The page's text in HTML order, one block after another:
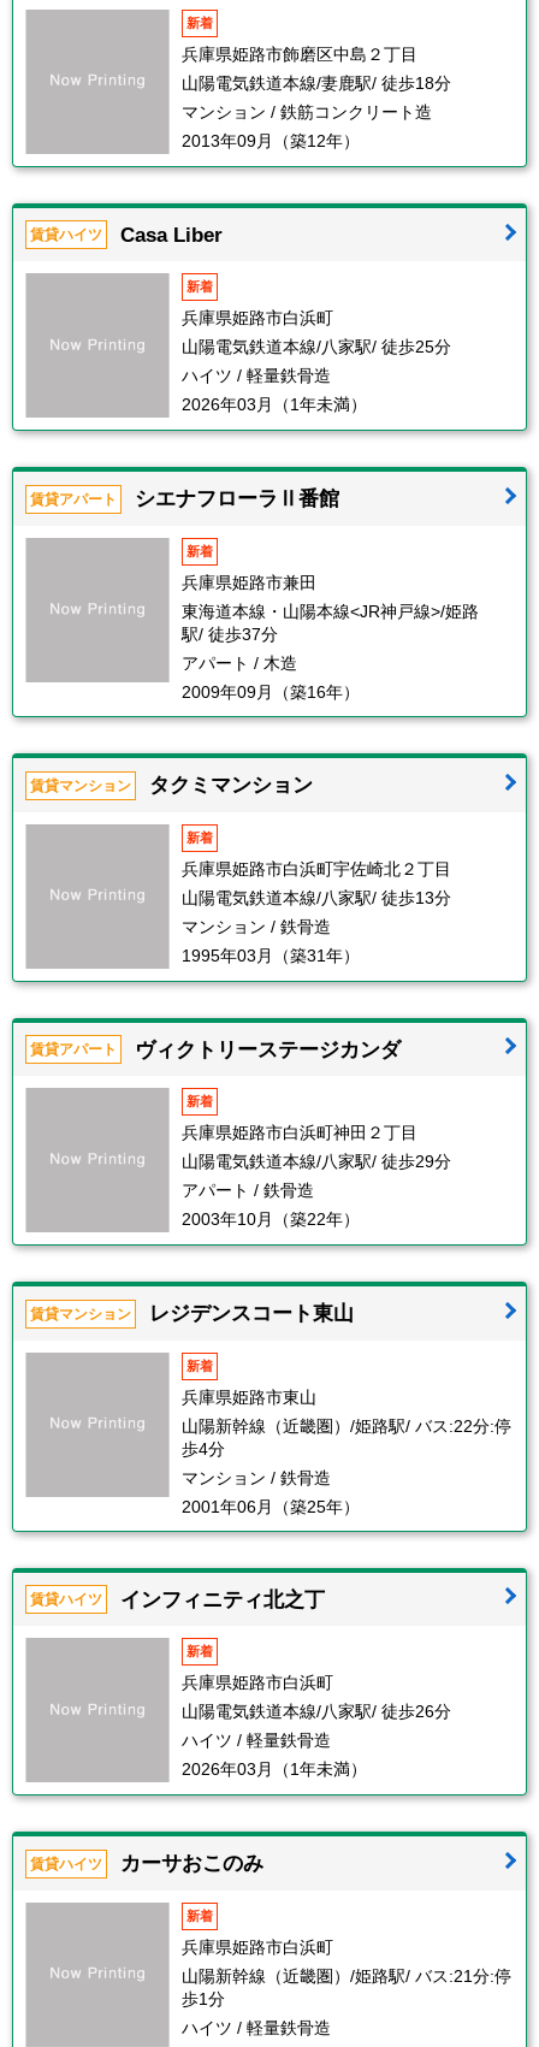
新着
兵庫県姫路市飾磨区中島２丁目
山陽電気鉄道本線/妻鹿駅/ 徒歩18分
マンション / 鉄筋コンクリート造
2013年09月（築12年）
賃貸ハイツ Casa Liber
新着
兵庫県姫路市白浜町
山陽電気鉄道本線/八家駅/ 徒歩25分
ハイツ / 軽量鉄骨造
2026年03月（1年未満）
賃貸アパート シエナフローラⅡ番館
新着
兵庫県姫路市兼田
東海道本線・山陽本線<JR神戸線>/姫路
駅/ 徒歩37分
アパート / 木造
2009年09月（築16年）
賃貸マンション タクミマンション
新着
兵庫県姫路市白浜町宇佐崎北２丁目
山陽電気鉄道本線/八家駅/ 徒歩13分
マンション / 鉄骨造
1995年03月（築31年）
賃貸アパート ヴィクトリーステージカンダ
新着
兵庫県姫路市白浜町神田２丁目
山陽電気鉄道本線/八家駅/ 徒歩29分
アパート / 鉄骨造
2003年10月（築22年）
賃貸マンション レジデンスコート東山
新着
兵庫県姫路市東山
山陽新幹線（近畿圏）/姫路駅/ バス:22分:停
歩4分
マンション / 鉄骨造
2001年06月（築25年）
賃貸ハイツ インフィニティ北之丁
新着
兵庫県姫路市白浜町
山陽電気鉄道本線/八家駅/ 徒歩26分
ハイツ / 軽量鉄骨造
2026年03月（1年未満）
賃貸ハイツ カーサおこのみ
新着
兵庫県姫路市白浜町
山陽新幹線（近畿圏）/姫路駅/ バス:21分:停
歩1分
ハイツ / 軽量鉄骨造